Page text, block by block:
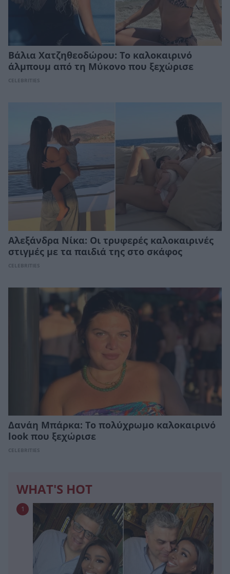
Βάλια Χατζηθεοδώρου: Το καλοκαιρινό
άλμπουμ από τη Μύκονο που ξεχώρισε
CELEBRITIES
Αλεξάνδρα Νίκα: Οι τρυφερές καλοκαιρινές
στιγμές με τα παιδιά της στο σκάφος
CELEBRITIES
Δανάη Μπάρκα: Το πολύχρωμο καλοκαιρινό
look που ξεχώρισε
CELEBRITIES
WHAT'S HOT
1